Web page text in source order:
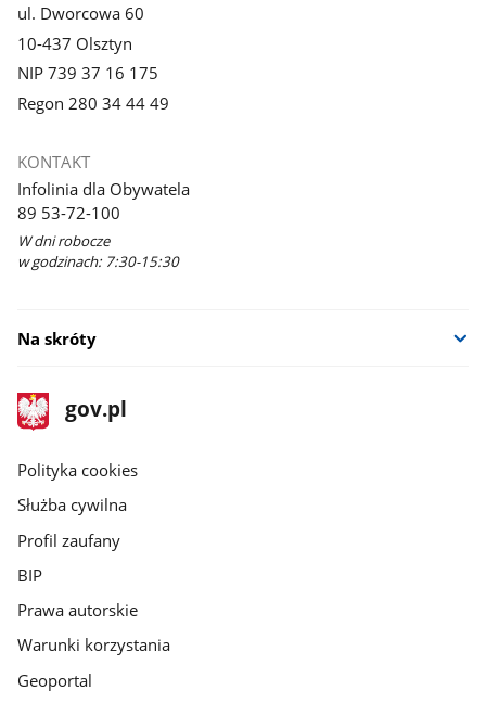
ul. Dworcowa 60
10-437 Olsztyn
NIP 739 37 16 175
Regon 280 34 44 49
KONTAKT
Infolinia dla Obywatela
89 53-72-100
W dni robocze
w godzinach: 7:30-15:30
Na skróty
stopka
gov.pl
Strona
gov.pl
gov.pl
Polityka cookies
Służba cywilna
Profil zaufany
BIP
Prawa autorskie
Warunki korzystania
Geoportal